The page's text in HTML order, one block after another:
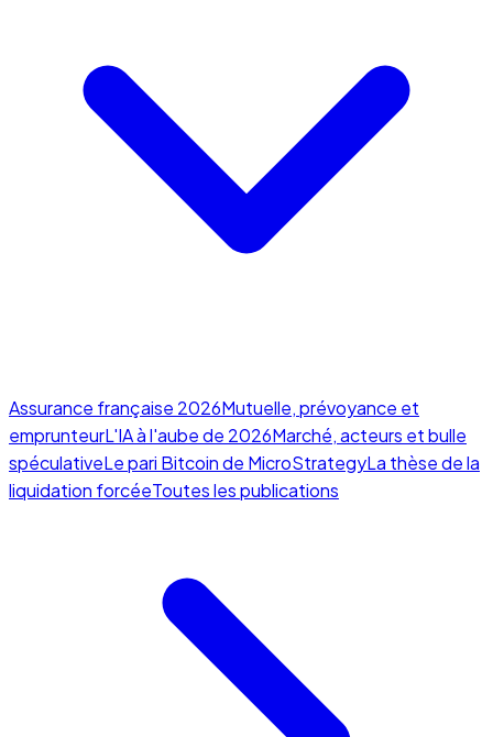
Assurance française 2026Mutuelle, prévoyance et
emprunteurL'IA à l'aube de 2026Marché, acteurs et bulle
spéculativeLe pari Bitcoin de MicroStrategyLa thèse de la
liquidation forcéeToutes les publications